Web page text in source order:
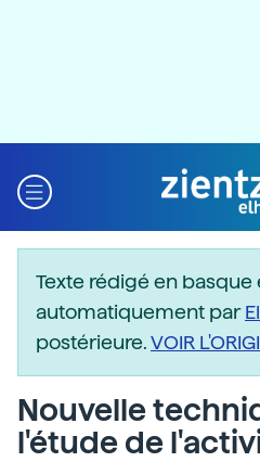
Texte rédigé en basque
automatiquement par
postérieure.VOIR
Nouvelle
l'étude de